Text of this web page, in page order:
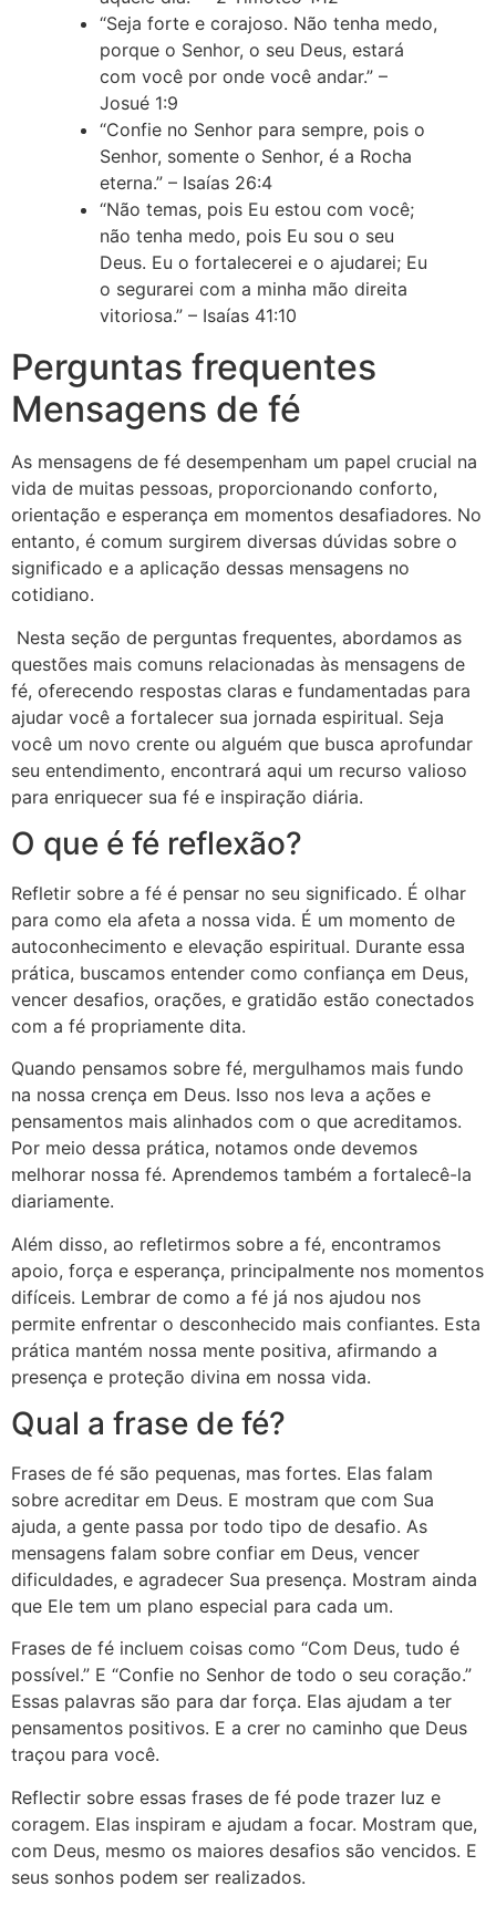
“Seja forte e corajoso. Não tenha medo,
porque o Senhor, o seu Deus, estará
com você por onde você andar.” –
Josué 1:9
“Confie no Senhor para sempre, pois o
Senhor, somente o Senhor, é a Rocha
eterna.” – Isaías 26:4
“Não temas, pois Eu estou com você;
não tenha medo, pois Eu sou o seu
Deus. Eu o fortalecerei e o ajudarei; Eu
o segurarei com a minha mão direita
vitoriosa.” – Isaías 41:10
Perguntas frequentes
Mensagens de fé
As mensagens de fé desempenham um papel crucial na
vida de muitas pessoas, proporcionando conforto,
orientação e esperança em momentos desafiadores. No
entanto, é comum surgirem diversas dúvidas sobre o
significado e a aplicação dessas mensagens no
cotidiano.
Nesta seção de perguntas frequentes, abordamos as
questões mais comuns relacionadas às mensagens de
fé, oferecendo respostas claras e fundamentadas para
ajudar você a fortalecer sua jornada espiritual. Seja
você um novo crente ou alguém que busca aprofundar
seu entendimento, encontrará aqui um recurso valioso
para enriquecer sua fé e inspiração diária.
O que é fé reflexão?
Refletir sobre a fé é pensar no seu significado. É olhar
para como ela afeta a nossa vida. É um momento de
autoconhecimento e elevação espiritual. Durante essa
prática, buscamos entender como confiança em Deus,
vencer desafios, orações, e gratidão estão conectados
com a fé propriamente dita.
Quando pensamos sobre fé, mergulhamos mais fundo
na nossa crença em Deus. Isso nos leva a ações e
pensamentos mais alinhados com o que acreditamos.
Por meio dessa prática, notamos onde devemos
melhorar nossa fé. Aprendemos também a fortalecê-la
diariamente.
Além disso, ao refletirmos sobre a fé, encontramos
apoio, força e esperança, principalmente nos momentos
difíceis. Lembrar de como a fé já nos ajudou nos
permite enfrentar o desconhecido mais confiantes. Esta
prática mantém nossa mente positiva, afirmando a
presença e proteção divina em nossa vida.
Qual a frase de fé?
Frases de fé são pequenas, mas fortes. Elas falam
sobre acreditar em Deus. E mostram que com Sua
ajuda, a gente passa por todo tipo de desafio. As
mensagens falam sobre confiar em Deus, vencer
dificuldades, e agradecer Sua presença. Mostram ainda
que Ele tem um plano especial para cada um.
Frases de fé incluem coisas como “Com Deus, tudo é
possível.” E “Confie no Senhor de todo o seu coração.”
Essas palavras são para dar força. Elas ajudam a ter
pensamentos positivos. E a crer no caminho que Deus
traçou para você.
Reflectir sobre essas frases de fé pode trazer luz e
coragem. Elas inspiram e ajudam a focar. Mostram que,
com Deus, mesmo os maiores desafios são vencidos. E
seus sonhos podem ser realizados.